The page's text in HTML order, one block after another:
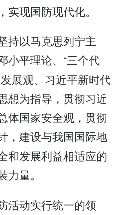
现国防现代化。
以马克思列宁主
小平理论、“三个代
展观、习近平新时代
想为指导，贯彻习近
体国家安全观，贯彻
，建设与我国国际地
和发展利益相适应的
量。
动实行统一的领